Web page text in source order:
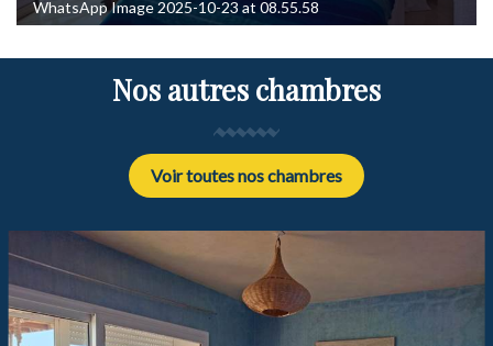
WhatsApp Image 2025-10-23 at 08.55.58
Nos autres chambres
Voir toutes nos chambres